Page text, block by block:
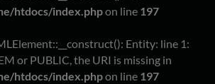
htdocs/index.phpon line 197
Entity: line 1:
or PUBLIC, the URI is missing in
htdocs/index.phpon line 197